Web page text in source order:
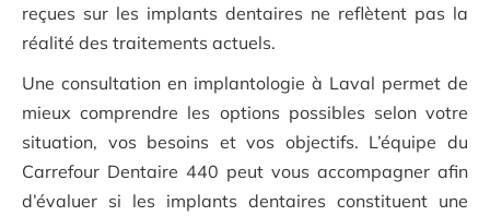
reçues sur les implants dentaires ne reflètent pas la
réalité des traitements actuels.
Une consultation en implantologie à Laval permet de
mieux comprendre les options possibles selon votre
situation, vos besoins et vos objectifs. L’équipe du
Carrefour Dentaire 440 peut vous accompagner afin
d’évaluer si les implants dentaires constituent une